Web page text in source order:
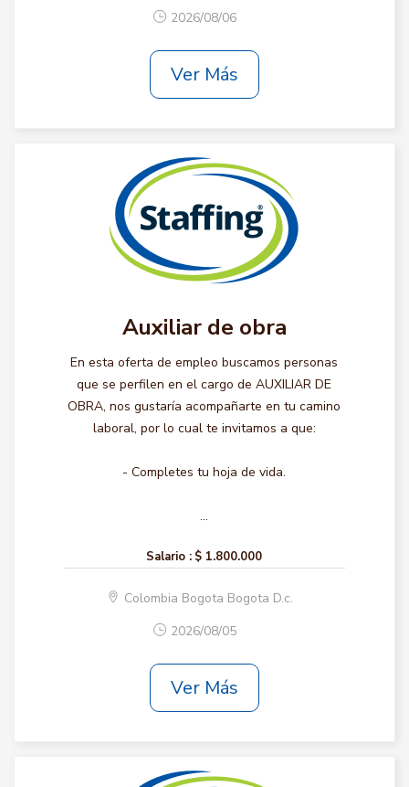
2026/08/06
Ver Más
Auxiliar de obra
En esta oferta de empleo buscamos personas
que se perfilen en el cargo de AUXILIAR DE
OBRA, nos gustaría acompañarte en tu camino
laboral, por lo cual te invitamos a que:
- Completes tu hoja de vida.
...
Salario : $ 1.800.000
Colombia Bogota Bogota D.c.
2026/08/05
Ver Más